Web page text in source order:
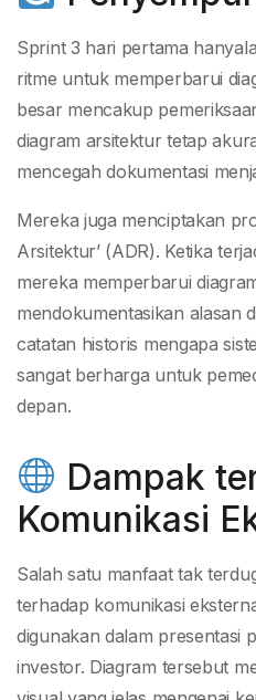
Sprint 3 hari pertama
ritme untuk memperbarui
besar mencakup
diagram arsitektur tetap
mencegah dokumentasi
Mereka juga menciptakan
Arsitektur’ (ADR). Ketika
mereka memperbarui
mendokumentasikan alasan
catatan historis mengapa
sangat berharga untuk
depan.
Dampak
Komunikasi
Salah satu manfaat tak
terhadap komunikasi
digunakan dalam presentasi
investor. Diagram tersebut